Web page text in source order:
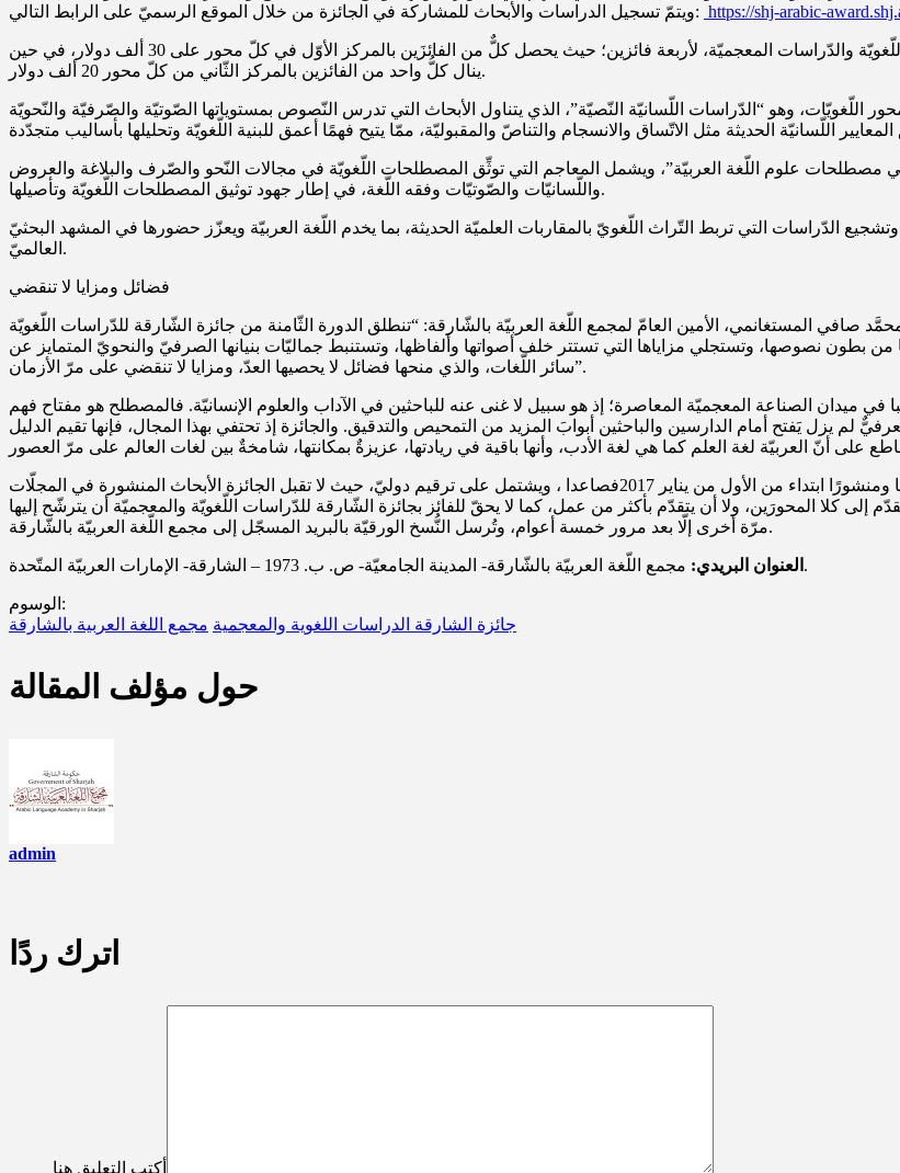
ويتمّ تسجيل الدراسات والأبحاث للمشاركة في الجائزة من خلال الموقع الرسميّ على الرابط التالي: https://shj-arabic-
وتُمنح الجائزة، التي يبلغ قدرها 100 ألف دولار، مناصفة بين محورَي الدّراسات اللّغويّة والدّراسات المعجميّة، لأربعة فائزين؛ حيث يحصل كلٌّ من الفائزَين بالمركز الأوّل في كلّ محور على 30 ألف دولار، في حين
ينال كلُّ واحد من الفائزين بالمركز الثّاني من كلّ محور 20 ألف دولار.
اللّغويّات، وهو “الدّراسات اللّسانيّة النّصيّة”، الذي يتناول الأبحاث التي تدرس النّصوص بمستوياتها الصّوتيّة والصّرفيّة والنّحويّة
في مصطلحات علوم اللّغة العربيّة”، ويشمل المعاجم التي توثِّق المصطلحات اللّغويّة في مجالات النّحو والصّرف والبلاغة والعروض
واللّسانيّات والصّوتيّات وفقه اللّغة، في إطار جهود توثيق المصطلحات اللّغويّة وتأصيلها.
الدّراسات التي تربط التّراث اللّغويّ بالمقاربات العلميّة الحديثة، بما يخدم اللّغة العربيّة ويعزّز حضورها في المشهد البحثيّ
العالميّ.
فضائل ومزايا لا تنقضي
صافي المستغانمي، الأمين العامّ لمجمع اللّغة العربيّة بالشّارقة: “تنطلق الدورة الثّامنة من جائزة الشّارقة للدّراسات اللّغويّة
بطون نصوصها، وتستجلي مزاياها التي تستتر خلف أصواتها وألفاظها، وتستنبط جماليّات بنيانها الصرفيّ والنحويّ المتمايز عن
سائر اللّغات، والذي منحها فضائل لا يحصيها العدّ، ومزايا لا تنقضي على مرّ الأزمان”.
ميدان الصناعة المعجميّة المعاصرة؛ إذ هو سبيل لا غنى عنه للباحثين في الآداب والعلوم الإنسانيّة. فالمصطلح هو مفتاح فهم
لم يزل يَفتح أمام الدارسين والباحثين أبوابَ المزيد من التمحيص والتدقيق. والجائزة إذ تحتفي بهذا المجال، فإنها تقيم الدليل
ويشترط للتّرشّح للجائزة أن يكون الكتاب مطبوعًا ومنشورًا ابتداء من الأول من يناير 2017فصاعدا ، ويشتمل على ترقيم دوليّ، حيث لا تقبل الجائزة الأبحاث المنشورة في المجلّات
إلى كلا المحورَين، ولا أن يتقدّم بأكثر من عمل، كما لا يحقّ للفائز بجائزة الشّارقة للدّراسات اللّغويّة والمعجميّة أن يترشّح إليها
مرّة أخرى إلّا بعد مرور خمسة أعوام، وتُرسل النُّسخ الورقيّة بالبريد المسجّل إلى مجمع اللّغة العربيّة بالشّارقة.
العنوان البريدي: مجمع اللّغة العربيّة بالشّارقة- المدينة الجامعيّة- ص. ب. 1973 – الشارقة- الإمارات العربيّة المتّحدة.
الوسوم:
جائزة الشارقة الدراسات اللغوية والمعجمية مجمع اللغة العربية بالشارقة
حول مؤلف المقالة
admin
اترك ردًا
أكتب التعليق هنا